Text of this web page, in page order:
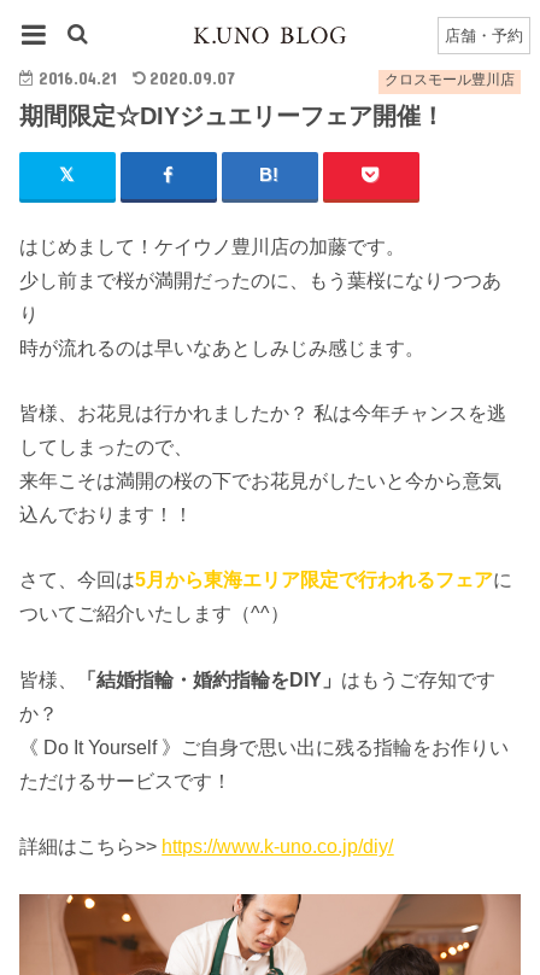
店舗・予約
期間限定☆DIYジュエリーフェア開催！
クロスモール豊川店
2016.04.21 2020.09.07
期間限定☆DIYジュエリーフェア開催！
はじめまして！ケイウノ豊川店の加藤です。
少し前まで桜が満開だったのに、もう葉桜になりつつあ
り
時が流れるのは早いなあとしみじみ感じます。
皆様、お花見は行かれましたか？ 私は今年チャンスを逃
してしまったので、
来年こそは満開の桜の下でお花見がしたいと今から意気
込んでおります！！
さて、今回は5月から東海エリア限定で行われるフェアに
ついてご紹介いたします（^^）
皆様、 「結婚指輪・婚約指輪をDIY」 はもうご存知です
か？
《 Do It Yourself 》ご自身で思い出に残る指輪をお作りい
ただけるサービスです！
詳細はこちら>> https://www.k-uno.co.jp/diy/